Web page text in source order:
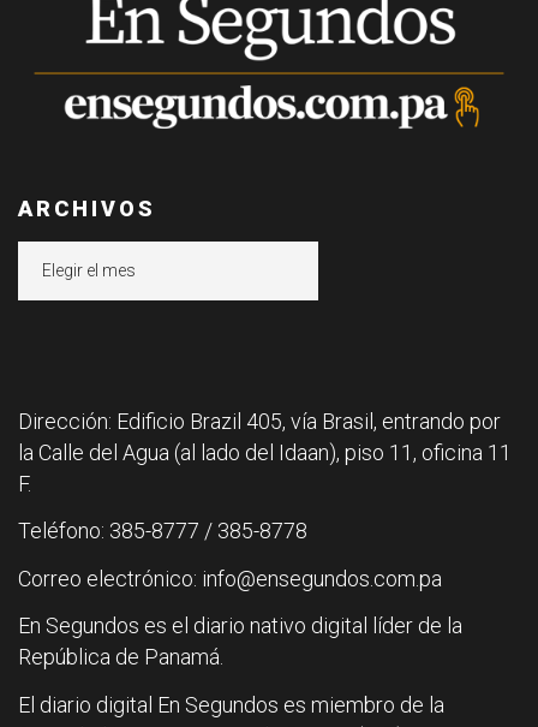
ARCHIVOS
Dirección: Edificio Brazil 405, vía Brasil, entrando por
la Calle del Agua (al lado del Idaan), piso 11, oficina 11
F.
Teléfono: 385-8777 / 385-8778
Correo electrónico: info@ensegundos.com.pa
En Segundos es el diario nativo digital líder de la
República de Panamá.
El diario digital En Segundos es miembro de la